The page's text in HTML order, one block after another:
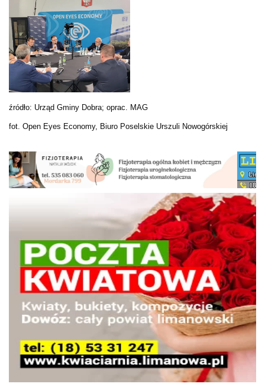
źródło: Urząd Gminy Dobra; oprac. MAG
fot. Open Eyes Economy, Biuro Poselskie Urszuli Nowogórskiej